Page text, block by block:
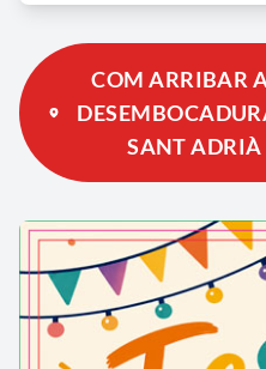
COM ARRIBAR
SANT ADRIÀ